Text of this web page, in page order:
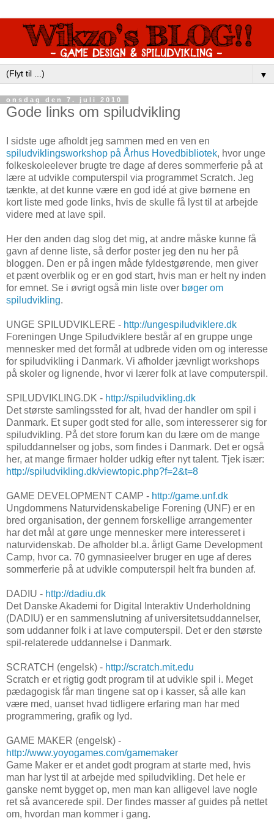
▼
onsdag den 7. juli 2010
Gode links om spiludvikling
I sidste uge afholdt jeg sammen med en ven en
spiludviklingsworkshop på Århus Hovedbibliotek, hvor unge
folkeskoleelever brugte tre dage af deres sommerferie på at
lære at udvikle computerspil via programmet Scratch. Jeg
tænkte, at det kunne være en god idé at give børnene en
kort liste med gode links, hvis de skulle få lyst til at arbejde
videre med at lave spil.
Her den anden dag slog det mig, at andre måske kunne få
gavn af denne liste, så derfor poster jeg den nu her på
bloggen. Den er på ingen måde fyldestgørende, men giver
et pænt overblik og er en god start, hvis man er helt ny inden
for emnet. Se i øvrigt også min liste over bøger om
spiludvikling.
UNGE SPILUDVIKLERE - http://ungespiludviklere.dk
Foreningen Unge Spiludviklere består af en gruppe unge
mennesker med det formål at udbrede viden om og interesse
for spiludvikling i Danmark. Vi afholder jævnligt workshops
på skoler og lignende, hvor vi lærer folk at lave computerspil.
SPILUDVIKLING.DK - http://spiludvikling.dk
Det største samlingssted for alt, hvad der handler om spil i
Danmark. Et super godt sted for alle, som interesserer sig for
spiludvikling. På det store forum kan du lære om de mange
spiluddannelser og jobs, som findes i Danmark. Det er også
her, at mange firmaer holder udkig efter nyt talent. Tjek især:
http://spiludvikling.dk/viewtopic.php?f=2&t=8
GAME DEVELOPMENT CAMP - http://game.unf.dk
Ungdommens Naturvidenskabelige Forening (UNF) er en
bred organisation, der gennem forskellige arrangementer
har det mål at gøre unge mennesker mere interesseret i
naturvidenskab. De afholder bl.a. årligt Game Development
Camp, hvor ca. 70 gymnasieelver bruger en uge af deres
sommerferie på at udvikle computerspil helt fra bunden af.
DADIU - http://dadiu.dk
Det Danske Akademi for Digital Interaktiv Underholdning
(DADIU) er en sammenslutning af universitetsuddannelser,
som uddanner folk i at lave computerspil. Det er den største
spil-relaterede uddannelse i Danmark.
SCRATCH (engelsk) - http://scratch.mit.edu
Scratch er et rigtig godt program til at udvikle spil i. Meget
pædagogisk får man tingene sat op i kasser, så alle kan
være med, uanset hvad tidligere erfaring man har med
programmering, grafik og lyd.
GAME MAKER (engelsk) -
http://www.yoyogames.com/gamemaker
Game Maker er et andet godt program at starte med, hvis
man har lyst til at arbejde med spiludvikling. Det hele er
ganske nemt bygget op, men man kan alligevel lave nogle
ret så avancerede spil. Der findes masser af guides på nettet
om, hvordan man kommer i gang.